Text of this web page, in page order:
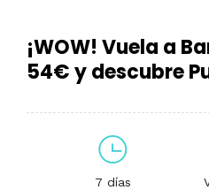
¡WOW! Vuela a
54€ y descubre
7 días